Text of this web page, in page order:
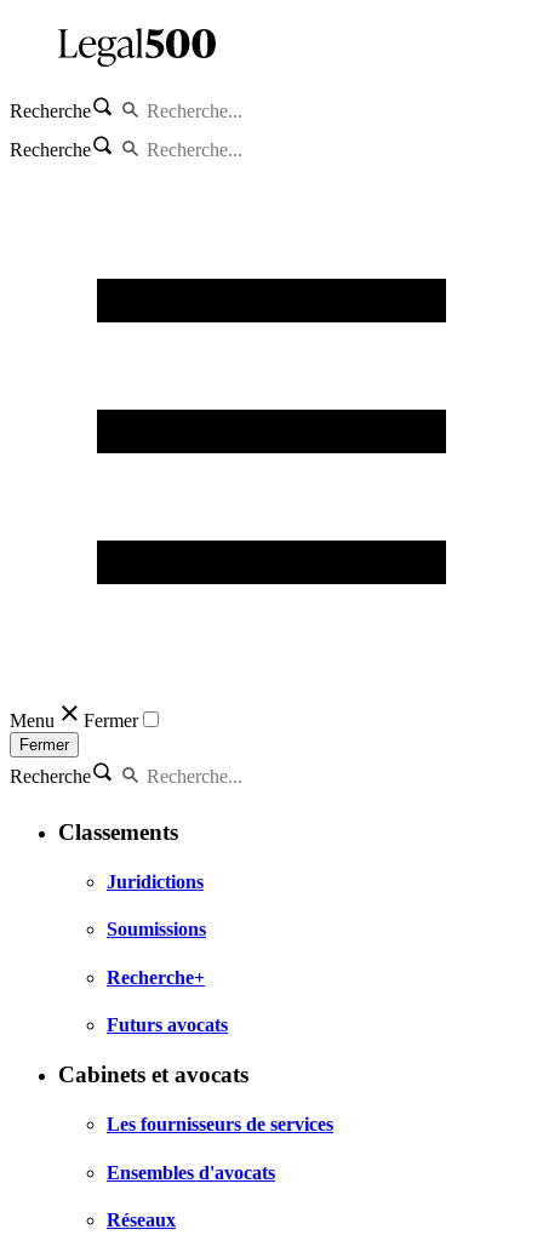
Recherche
Recherche
Menu Fermer
Fermer
Recherche
Classements
Juridictions
Soumissions
Recherche+
Futurs avocats
Cabinets et avocats
Les fournisseurs de services
Ensembles d'avocats
Réseaux